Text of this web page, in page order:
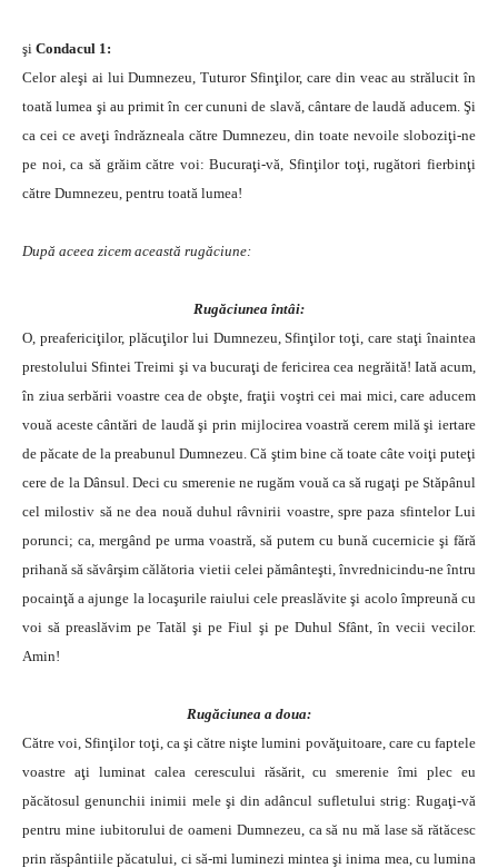
şi Condacul 1:
Celor aleşi ai lui Dumnezeu, Tuturor Sfinţilor, care din veac au strălucit în
toată lumea şi au primit în cer cununi de slavă, cântare de laudă aducem. Şi
ca cei ce aveţi îndrăzneala către Dumnezeu, din toate nevoile sloboziţi-ne
pe noi, ca să grăim către voi: Bucuraţi-vă, Sfinţilor toţi, rugători fierbinţi
către Dumnezeu, pentru toată lumea!
După aceea zicem această rugăciune:
Rugăciunea întâi:
O, preafericiţilor, plăcuţilor lui Dumnezeu, Sfinţilor toţi, care staţi înaintea
prestolului Sfintei Treimi şi va bucuraţi de fericirea cea negrăită! Iată acum,
în ziua serbării voastre cea de obşte, fraţii voştri cei mai mici, care aducem
vouă aceste cântări de laudă şi prin mijlocirea voastră cerem milă şi iertare
de păcate de la preabunul Dumnezeu. Că ştim bine că toate câte voiţi puteţi
cere de la Dânsul. Deci cu smerenie ne rugăm vouă ca să rugaţi pe Stăpânul
cel milostiv să ne dea nouă duhul râvnirii voastre, spre paza sfintelor Lui
porunci; ca, mergând pe urma voastră, să putem cu bună cucernicie şi fără
prihană să săvârşim călătoria vietii celei pământeşti, învrednicindu-ne întru
pocainţă a ajunge la locaşurile raiului cele preaslăvite şi acolo împreună cu
voi să preaslăvim pe Tatăl şi pe Fiul şi pe Duhul Sfânt, în vecii vecilor.
Amin!
Rugăciunea a doua:
Către voi, Sfinţilor toţi, ca şi către nişte lumini povăţuitoare, care cu faptele
voastre aţi luminat calea cerescului răsărit, cu smerenie îmi plec eu
păcătosul genunchii inimii mele şi din adâncul sufletului strig: Rugaţi-vă
pentru mine iubitorului de oameni Dumnezeu, ca să nu mă lase să rătăcesc
prin răspântiile păcatului, ci să-mi luminezi mintea şi inima mea, cu lumina